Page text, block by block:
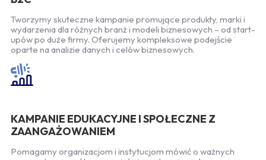
Tworzymy skuteczne kampanie promujące produkty, marki i
wydarzenia dla różnych branż i modeli biznesowych – od start-
upów po duże firmy. Oferujemy kompleksowe podejście
oparte na analizie danych i celów biznesowych.
KAMPANIE EDUKACYJNE I SPOŁECZNE Z
ZAANGAŻOWANIEM
Pomagamy organizacjom i instytucjom mówić o ważnych